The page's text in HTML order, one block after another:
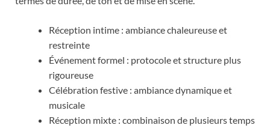
Réception intime : ambiance chaleureuse et
restreinte
Événement formel : protocole et structure plus
rigoureuse
Célébration festive : ambiance dynamique et
musicale
Réception mixte : combinaison de plusieurs temps